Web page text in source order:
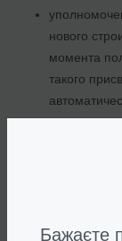
нового
момента
такого
адреса с
2. Когда право
Бажаєте